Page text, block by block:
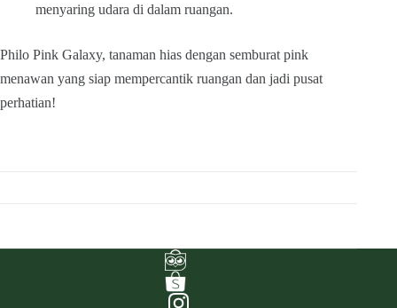
menyaring udara di dalam ruangan.
Philo Pink Galaxy, tanaman hias dengan semburat pink
menawan yang siap mempercantik ruangan dan jadi pusat
perhatian!